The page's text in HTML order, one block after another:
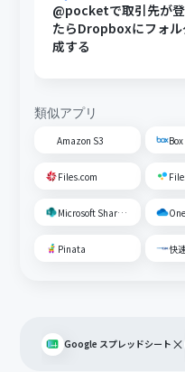
@pocketで取引先が
たらDropboxにフォル
成する
類似アプリ
Amazon S3 Box
Files.com
Microsoft SharePoint
Pinata
Google スプレッドシート ×